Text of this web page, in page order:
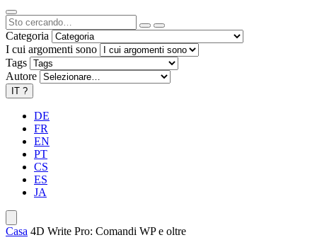
Categoria
I cui argomenti sono
Tags
Autore
IT ?
DE
FR
EN
PT
CS
ES
JA
Casa 4D Write Pro: Comandi WP e oltre